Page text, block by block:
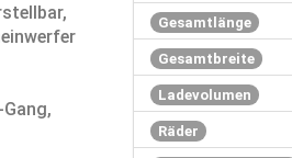
Gesamtlänge
Gesamtbreite
Ladevolumen
Räder